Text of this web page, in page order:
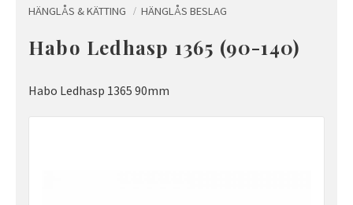
HÄNGLÅS & KÄTTING HÄNGLÅS BESLAG
Habo Ledhasp 1365 (90-140)
Habo Ledhasp 1365 90mm